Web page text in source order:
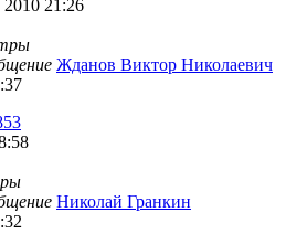
2010 21:26
Жданов Виктор Николаевич
Николай Гранкин